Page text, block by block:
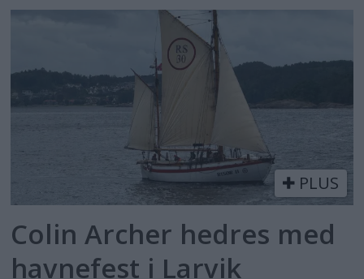
PLUS
Colin Archer hedres med
havnefest i Larvik